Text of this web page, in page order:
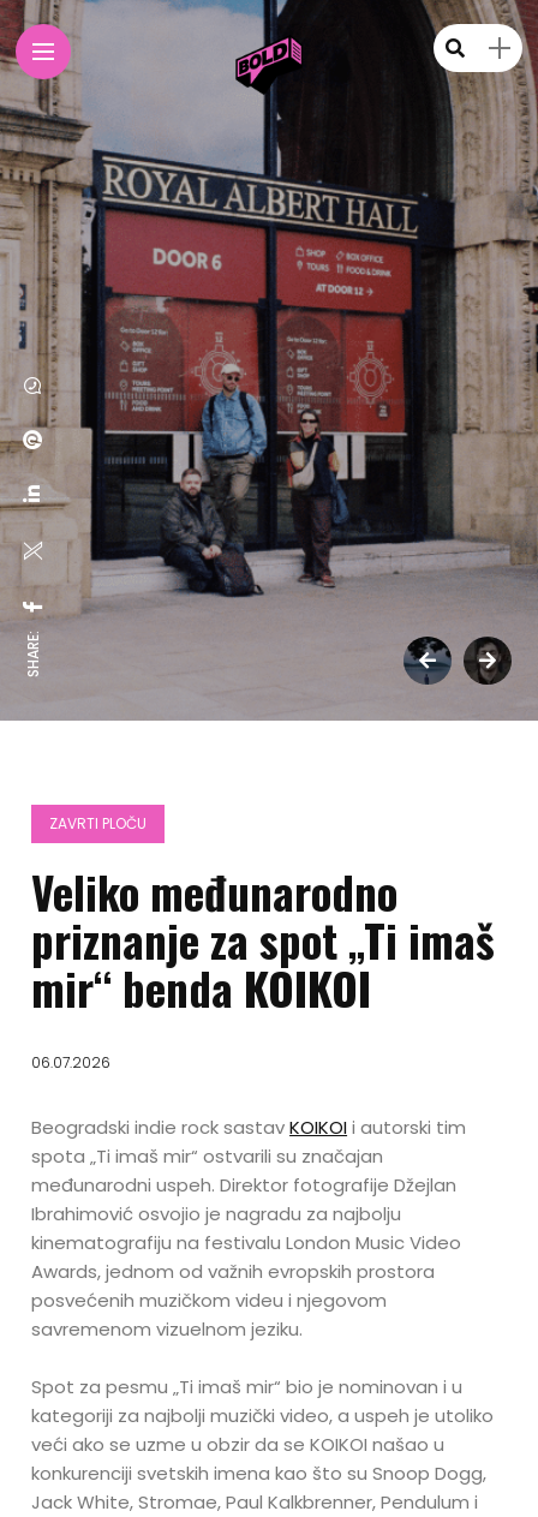
SHARE:
ZAVRTI PLOČU
Veliko međunarodno
priznanje za spot „Ti imaš
mir“ benda KOIKOI
06.07.2026
Beogradski indie rock sastavKOIKOIi autorski tim
spota „Ti imaš mir“ ostvarili su značajan
međunarodni uspeh. Direktor fotografije Džejlan
Ibrahimović osvojio je nagradu za najbolju
kinematografiju na festivalu London Music Video
Awards, jednom od važnih evropskih prostora
posvećenih muzičkom videu i njegovom
savremenom vizuelnom jeziku.
Spot za pesmu „Ti imaš mir“ bio je nominovan i u
kategoriji za najbolji muzički video, a uspeh je utoliko
veći ako se uzme u obzir da se KOIKOI našao u
konkurenciji svetskih imena kao što su Snoop Dogg,
Jack White, Stromae, Paul Kalkbrenner, Pendulum i